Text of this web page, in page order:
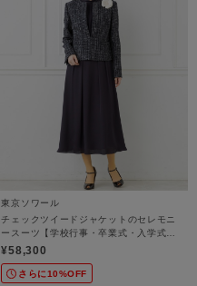
東京ソワール
チェックツイードジャケットのセレモニ
ースーツ【学校行事・卒業式・入学式・
結婚式・七五三】
¥58,300
さらに10%OFF